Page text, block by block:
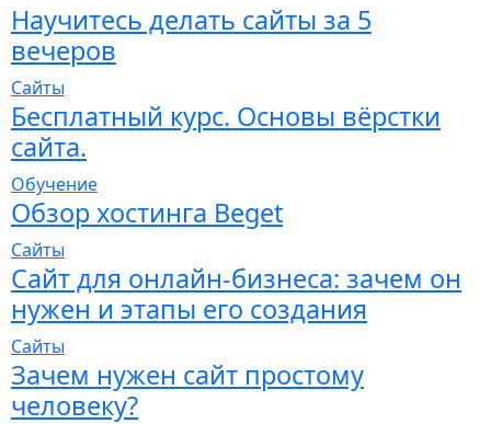
Научитесь делать сайты за 5
вечеров
Сайты
Бесплатный курс. Основы вёрстки
сайта.
Обучение
Обзор хостинга Beget
Сайты
Сайт для онлайн-бизнеса: зачем он
нужен и этапы его создания
Сайты
Зачем нужен сайт простому
человеку?